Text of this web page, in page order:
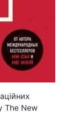
The New